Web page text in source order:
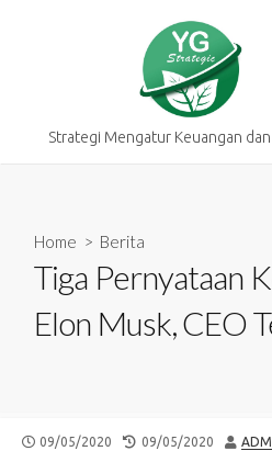
Strategi Mengatur Keuangan
Home > Berita
Tiga Pernyataan
Elon Musk, CEO
PUBLISHED
09/05/2020
LAST
09/05/2020